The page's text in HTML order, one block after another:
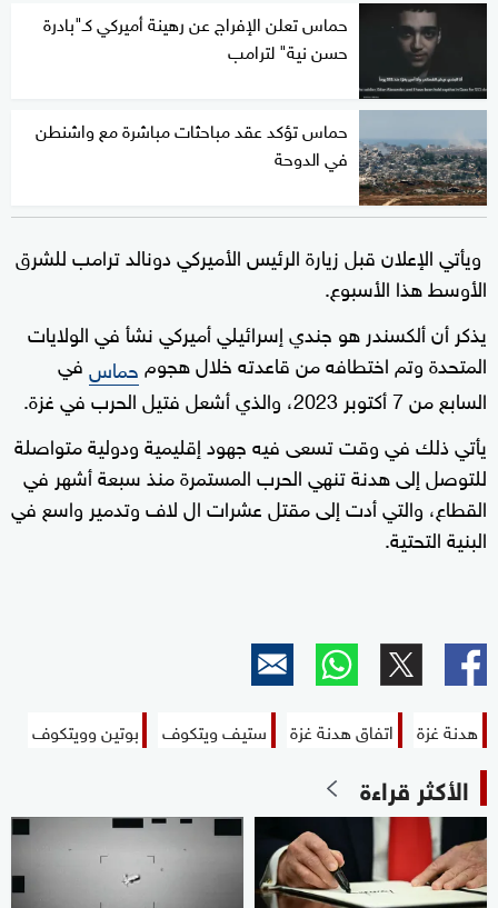
حماس تعلن الإفراج عن رهينة أميركي كـ"بادرة
حسن نية" لترامب
حماس تؤكد عقد مباحثات مباشرة مع واشنطن
في الدوحة
ويأتي الإعلان قبل زيارة الرئيس الأميركي دونالد ترامب للشرق
الأوسط هذا الأسبوع.
يذكر أن ألكسندر هو جندي إسرائيلي أميركي نشأ في الولايات
المتحدة وتم اختطافه من قاعدته خلال هجوم حماسفي
السابع من 7 أكتوبر 2023، والذي أشعل فتيل الحرب في غزة.
يأتي ذلك في وقت تسعى فيه جهود إقليمية ودولية متواصلة
للتوصل إلى هدنة تنهي الحرب المستمرة منذ سبعة أشهر في
القطاع، والتي أدت إلى مقتل عشرات ال لاف وتدمير واسع في
البنية التحتية.
هدنة غزة اتفاق هدنة غزة ستيف ويتكوف بوتين وويتكوف
الأكثر قراءة